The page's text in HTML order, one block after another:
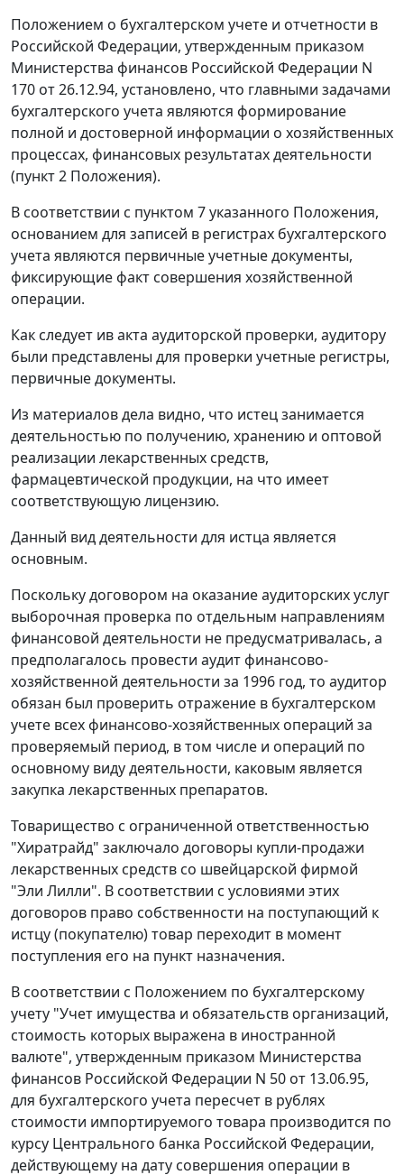
Положением о бухгалтерском учете и отчетности в
Российской Федерации, утвержденным приказом
Министерства финансов Российской Федерации N
170 от 26.12.94, установлено, что главными задачами
бухгалтерского учета являются формирование
полной и достоверной информации о хозяйственных
процессах, финансовых результатах деятельности
(пункт 2 Положения).
В соответствии с пунктом 7указанного Положения,
основанием для записей в регистрах бухгалтерского
учета являются первичные учетные документы,
фиксирующие факт совершения хозяйственной
операции.
Как следует ив акта аудиторской проверки, аудитору
были представлены для проверки учетные регистры,
первичные документы.
Из материалов дела видно, что истец занимается
деятельностью по получению, хранению и оптовой
реализации лекарственных средств,
фармацевтической продукции, на что имеет
соответствующую лицензию.
Данный вид деятельности для истца является
основным.
Поскольку договором на оказание аудиторских услуг
выборочная проверка по отдельным направлениям
финансовой деятельности не предусматривалась, а
предполагалось провести аудит финансово-
хозяйственной деятельности за 1996 год, то аудитор
обязан был проверить отражение в бухгалтерском
учете всех финансово-хозяйственных операций за
проверяемый период, в том числе и операций по
основному виду деятельности, каковым является
закупка лекарственных препаратов.
Товарищество с ограниченной ответственностью
"Хиратрайд" заключало договоры купли-продажи
лекарственных средств со швейцарской фирмой
"Эли Лилли". В соответствии с условиями этих
договоров право собственности на поступающий к
истцу (покупателю) товар переходит в момент
поступления его на пункт назначения.
В соответствии с Положением по бухгалтерскому
учету "Учет имущества и обязательств организаций,
стоимость которых выражена в иностранной
валюте", утвержденным приказом Министерства
финансов Российской Федерации N 50 от 13.06.95,
для бухгалтерского учета пересчет в рублях
стоимости импортируемого товара производится по
курсу Центрального банка Российской Федерации,
действующему на дату совершения операции в